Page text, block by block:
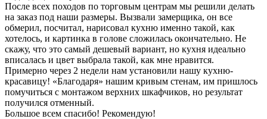
После всех походов по торговым центрам мы решили делать
на заказ под наши размеры. Вызвали замерщика, он все
обмерил, посчитал, нарисовал кухню именно такой, как
хотелось, и картинка в голове сложилась окончательно. Не
скажу, что это самый дешевый вариант, но кухня идеально
вписалась и цвет выбрала такой, как мне нравится.
Примерно через 2 недели нам установили нашу кухню-
красавицу! «Благодаря» нашим кривым стенам, им пришлось
помучиться с монтажом верхних шкафчиков, но результат
получился отменный.
Большое всем спасибо! Рекомендую!